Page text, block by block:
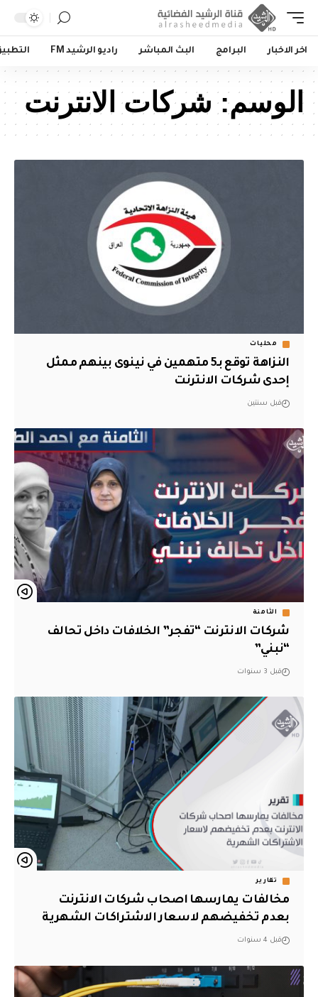
اخر الاخبار البرامج البث المباشر راديو الرشيد FM
الوسم: شركات الانترنت
محليات
النزاهة توقع بـ5 متهمين في نينوى بينهم ممثل
إحدى شركات الانترنت
قبل سنتين
الثامنة
شركات الانترنت “تفجر” الخلافات داخل تحالف
“نبني”
قبل 3 سنوات
تقارير
مخالفات يمارسها اصحاب شركات الانترنت
بعدم تخفيضهم لاسعار الاشتراكات الشهرية
قبل 4 سنوات